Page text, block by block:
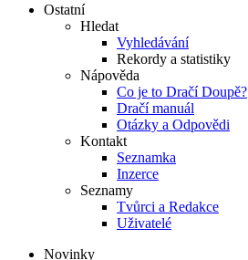
Ostatní
Hledat
Vyhledávání
Rekordy a statistiky
Nápověda
Co je to Dračí Doupě?
Dračí manuál
Otázky a Odpovědi
Kontakt
Seznamka
Inzerce
Seznamy
Tvůrci a Redakce
Uživatelé
Novinky